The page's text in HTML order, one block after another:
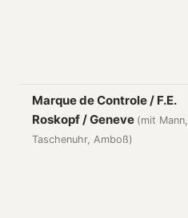
Marque de Controle / F.E.
Roskopf / Geneve (mit Mann,
Taschenuhr, Amboß)